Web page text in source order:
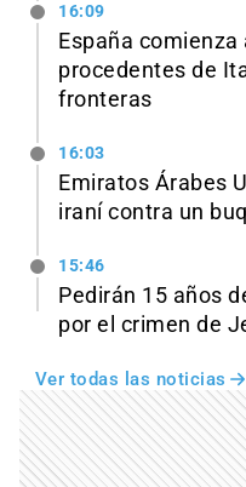
16:09
España
procedentes de
fronteras
16:03
Emiratos Árabes
iraní contra un
15:46
Pedirán 15 años
por el crimen de
Ver todas las noticias